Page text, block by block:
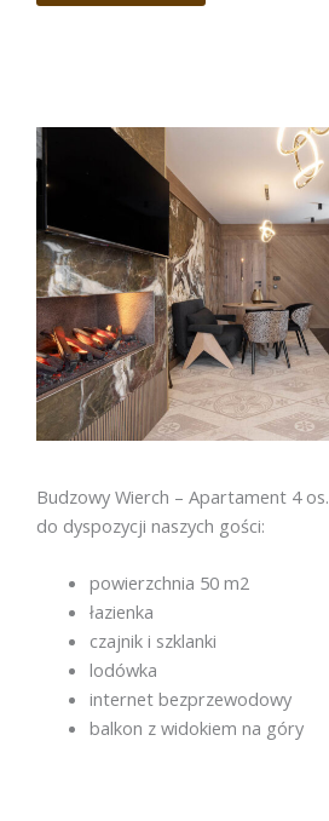
Budzowy Wierch – Apartament 4 os.
do dyspozycji naszych gości:
powierzchnia 50 m2
łazienka
czajnik i szklanki
lodówka
internet bezprzewodowy
balkon z widokiem na góry